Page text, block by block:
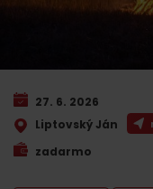
27. 6. 2026
Liptovský Ján
zadarmo